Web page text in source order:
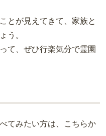
とが見えてきて、家族と
う。
て、ぜひ行楽気分で霊園
てみたい方は、こちらか